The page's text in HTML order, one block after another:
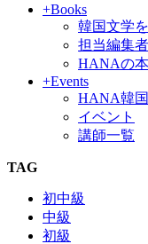
+Books
韓国文学
担当編集
HANAの
+Events
HANA韓
イベント
講師一覧
TAG
初中級
中級
初級